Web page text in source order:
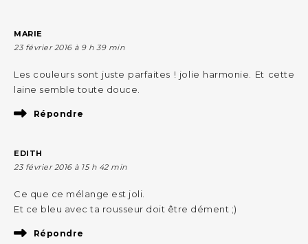
MARIE
23 février 2016 à 9 h 39 min
Les couleurs sont juste parfaites ! jolie harmonie. Et cette
laine semble toute douce.
Répondre
EDITH
23 février 2016 à 15 h 42 min
Ce que ce mélange est joli.
Et ce bleu avec ta rousseur doit être dément ;)
Répondre